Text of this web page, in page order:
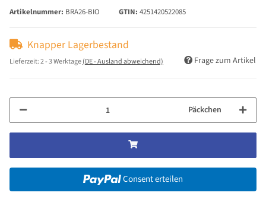
Artikelnummer: BRA26-BIO GTIN: 4251420522085
Knapper Lagerbestand
Lieferzeit:2 - 3 Werktage(DE - Ausland abweichend) Frage zum Artikel
Päckchen
Consent erteilen